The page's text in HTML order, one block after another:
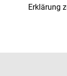
Erklärung